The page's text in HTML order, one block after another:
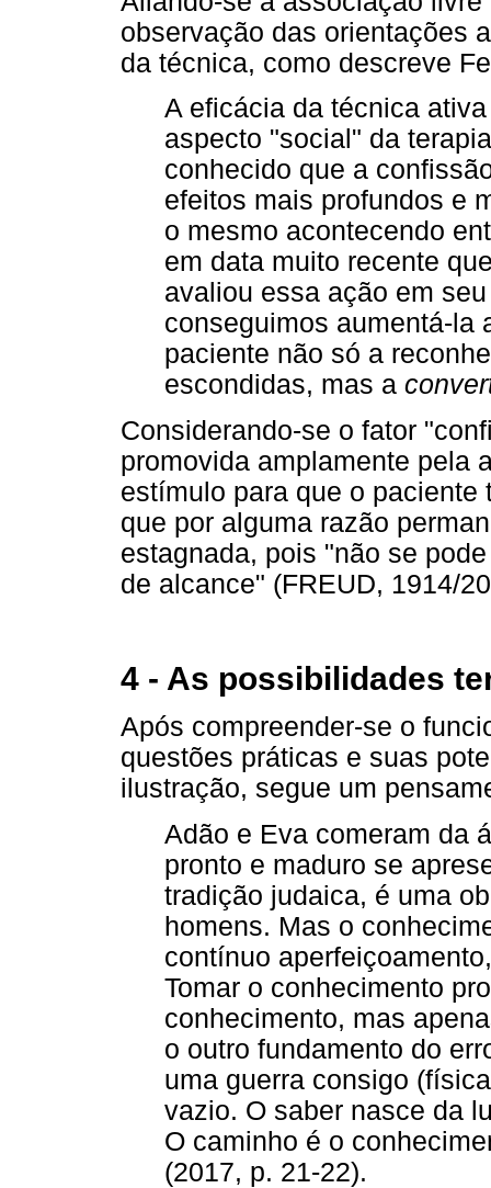
observação das orientações
da técnica, como descreve
A eficácia da técnica
aspecto "social" da
conhecido que a
efeitos mais profundos e
o mesmo acontecendo
em data muito recente
avaliou essa ação em
conseguimos aumentá-la
paciente não só a
escondidas, mas a
Considerando-se o fator
promovida amplamente pela
estímulo para que o
que por alguma razão
estagnada, pois "não se
de alcance" (FREUD, 1914/
4 - As possibilidades
Após compreender-se o
questões práticas e suas
ilustração, segue um
Adão e Eva comeram da
pronto e maduro se
tradição judaica, é uma
homens. Mas o
contínuo
Tomar o conhecimento
conhecimento, mas
o outro fundamento do
uma guerra consigo
vazio. O saber nasce da
O caminho é o
(2017, p. 21-22).